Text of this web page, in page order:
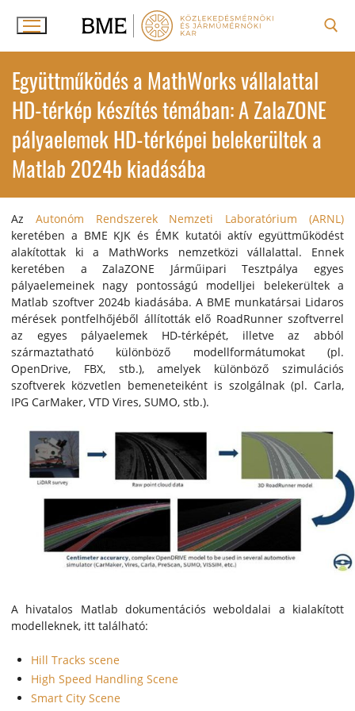
Együttműködés a MathWorks vállalattal
HD-térkép készítés témában: A ZalaZONE
pályaelemek HD-térképei belekerültek a
Matlab 2024b kiadásába
Az Autonóm Rendszerek Nemzeti Laboratórium (ARNL)
keretében a BME KJK és ÉMK kutatói aktív együttműködést
alakítottak ki a MathWorks nemzetközi vállalattal. Ennek
keretében a ZalaZONE Járműipari Tesztpálya egyes
pályaelemeinek nagy pontosságú modelljei belekerültek a
Matlab szoftver 2024b kiadásába. A BME munkatársai Lidaros
mérések pontfelhőjéből állították elő RoadRunner szoftverrel
az egyes pályaelemek HD-térképét, illetve az abból
származtatható különböző modellformátumokat (pl.
OpenDrive, FBX, stb.), amelyek különböző szimulációs
szoftverek közvetlen bemeneteiként is szolgálnak (pl. Carla,
IPG CarMaker, VTD Vires, SUMO, stb.).
A hivatalos Matlab dokumentációs weboldalai a kialakított
modelleknek, itt található:
Hill Tracks scene
High Speed Handling Scene
Smart City Scene